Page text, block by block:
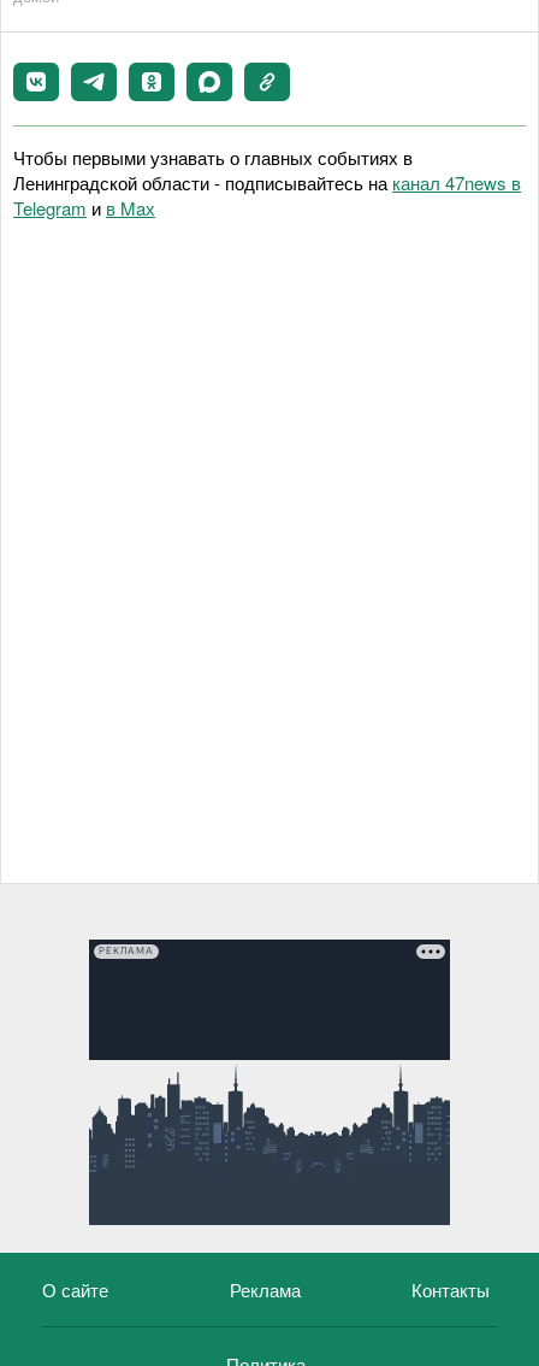
Чтобы первыми узнавать о главных событиях в
Ленинградской области - подписывайтесь на канал 47news в
Telegram и в Maх
РЕКЛАМА
О сайте Реклама Контакты